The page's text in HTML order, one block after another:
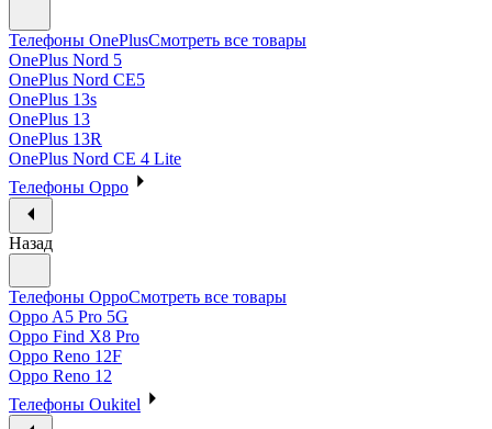
Телефоны OnePlusСмотреть все товары
OnePlus Nord 5
OnePlus Nord CE5
OnePlus 13s
OnePlus 13
OnePlus 13R
OnePlus Nord CE 4 Lite
Телефоны Oppo
Назад
Телефоны OppoСмотреть все товары
Oppo A5 Pro 5G
Oppo Find X8 Pro
Oppo Reno 12F
Oppo Reno 12
Телефоны Oukitel